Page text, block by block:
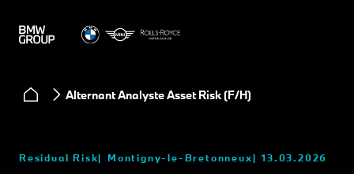
Alternant Analyste Asset Risk (F/H)
Residual Risk Montigny-le-Bretonneux 13.03.2026